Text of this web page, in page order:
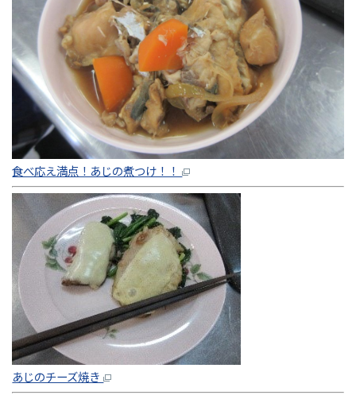
食べ応え満点！あじの煮つけ！！
あじのチーズ焼き